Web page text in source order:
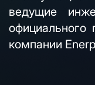
ведущие
официального
компании